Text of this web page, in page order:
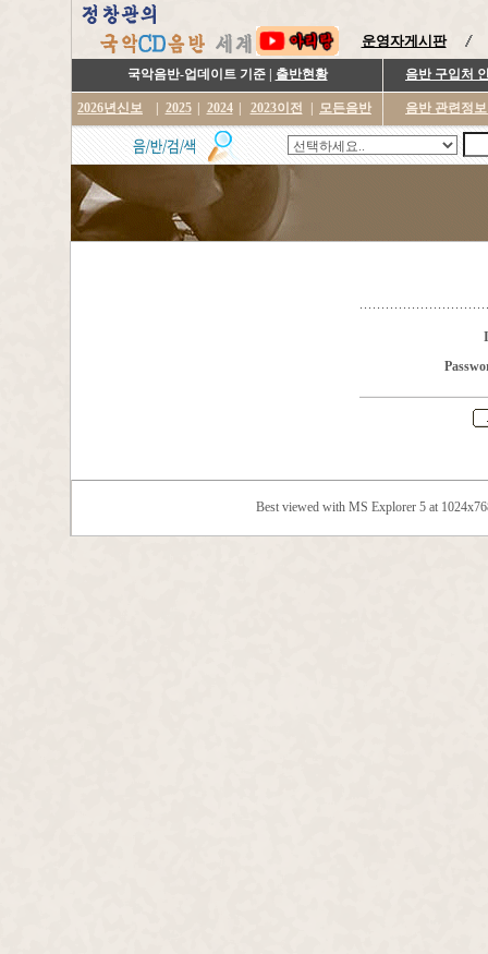
운영자게시판
국악음반-업데이트 기준 | 출반현황 음반 구입처
2026년신보 2025 2024 2023이전 모든음반 음반 관련정
Best viewed with MS Explorer 5 at